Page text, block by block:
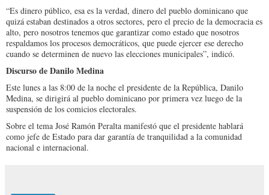
“Es dinero público, esa es la verdad, dinero del pueblo dominicano que
quizá estaban destinados a otros sectores, pero el precio de la democracia es
alto, pero nosotros tenemos que garantizar como estado que nosotros
respaldamos los procesos democráticos, que puede ejercer ese derecho
cuando se determinen de nuevo las elecciones municipales”, indicó.
Discurso de Danilo Medina
Este lunes a las 8:00 de la noche el presidente de la República, Danilo
Medina, se dirigirá al pueblo dominicano por primera vez luego de la
suspensión de los comicios electorales.
Sobre el tema José Ramón Peralta manifestó que el presidente hablará
como jefe de Estado para dar garantía de tranquilidad a la comunidad
nacional e internacional.